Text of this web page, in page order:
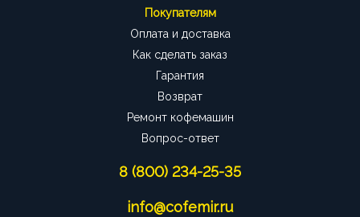
Покупателям
Оплата и доставка
Как сделать заказ
Гарантия
Возврат
Ремонт кофемашин
Вопрос-ответ
8 (800) 234-25-35
info@cofemir.ru